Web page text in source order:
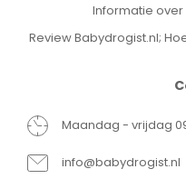
Informatie
Review Babydrogist.nl;
Maandag - vrijdag
info@babydrogist.nl